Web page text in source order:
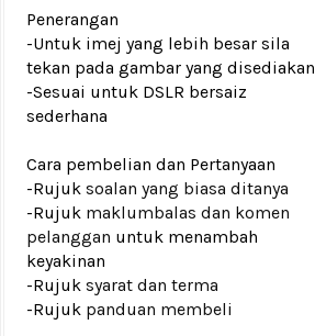
Penerangan
-Untuk imej yang lebih besar sila
tekan pada gambar yang disediakan
-Sesuai untuk DSLR bersaiz
sederhana
Cara pembelian dan Pertanyaan
-Rujuk soalan yang biasa ditanya
-Rujuk maklumbalas dan komen
pelanggan untuk menambah
keyakinan
-Rujuk syarat dan terma
-Rujuk panduan membeli